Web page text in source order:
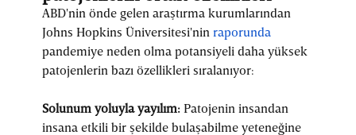
ABD'nin önde gelen araştırma kurumlarından
Johns Hopkins Üniversitesi'nin raporunda
pandemiye neden olma potansiyeli daha yüksek
patojenlerin bazı özellikleri sıralanıyor:
Solunum yoluyla yayılım: Patojenin insandan
insana etkili bir şekilde bulaşabilme yeteneğine